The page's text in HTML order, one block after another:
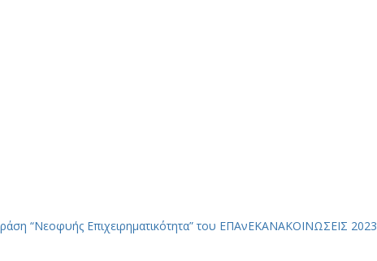
“Νεοφυής Επιχειρηματικότητα” του ΕΠΑνΕΚΑΝΑΚΟΙΝΩΣΕΙΣ 2023